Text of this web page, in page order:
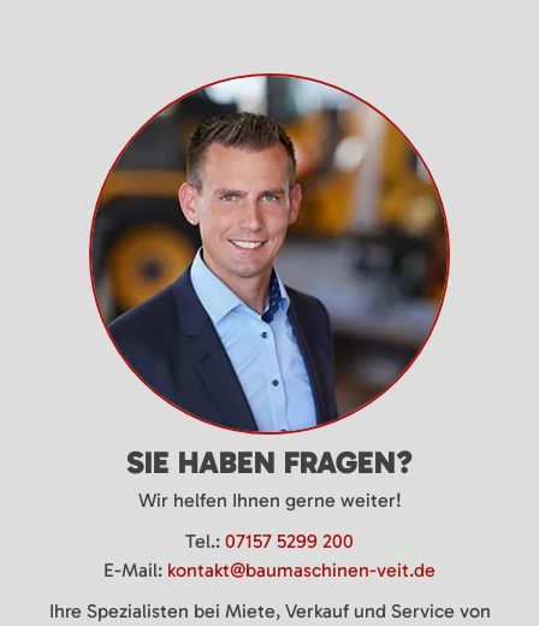
SIE HABEN FRAGEN?
Wir helfen Ihnen gerne weiter!
Tel.: 07157 5299 200
E-Mail: kontakt@baumaschinen-veit.de
Ihre Spezialisten bei Miete, Verkauf und Service von